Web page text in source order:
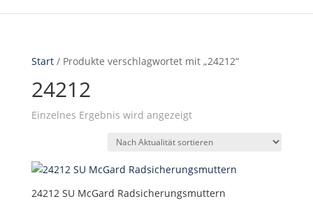
Start/ Produkte verschlagwortet mit „24212“
24212
Einzelnes Ergebnis wird angezeigt
24212 SU McGard Radsicherungsmuttern